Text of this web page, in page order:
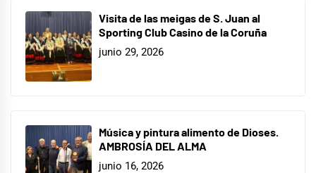
Visita de las meigas de S. Juan al
Sporting Club Casino de la Coruña
junio 29, 2026
Música y pintura alimento de Dioses.
AMBROSÍA DEL ALMA
junio 16, 2026